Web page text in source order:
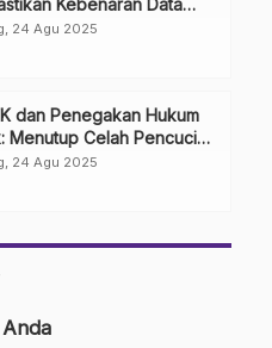
Kebenaran Data
24 Agu 2025
dan Penegakan Hukum
Menutup Celah Pencucian
24 Agu 2025